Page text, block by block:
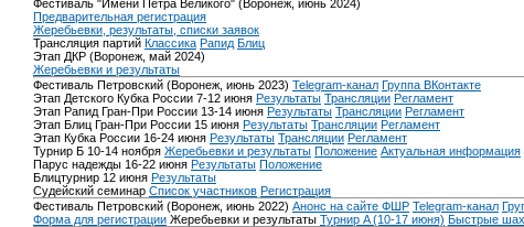
Фестиваль "Имени Петра Великого" (Воронеж, июнь 2024)
Предварительная регистрация
Жеребьевки, результаты, списки заявок
Трансляция партий Классика Рапид Блиц
Этап ДКР (Воронеж, май 2024)
Жеребьевки и результаты
Фестиваль Петровский (Воронеж, июнь 2023) Telegram-канал Группа ВКонтакте
Этап Детского Кубка России 7-12 июня Результаты Трансляции Регламент
Этап Рапид Гран-При России 13-14 июня Результаты Трансляции Регламент
Этап Блиц Гран-При России 15 июня Результаты Трансляции Регламент
Этап Кубка России 16-24 июня Результаты Трансляции Регламент
Турнир Б 10-14 ноября Жеребьевки и результаты Положение Актуальная информация
Парус надежды 16-22 июня Результаты Положение
Блицтурнир 12 июня Результаты
Судейский семинар Список участников Регистрация
Фестиваль Петровский (Воронеж, июнь 2022) Анонс на сайте ФШР Telegram-канал
Форма для регистрации Жеребьевки и результаты Турнир A (10-17 июня) Быстрые